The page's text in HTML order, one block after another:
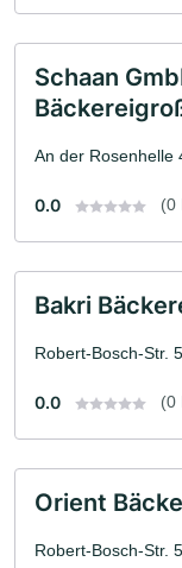
Schaan
An der Rosenhelle
0.0 (0
Bakri
Robert-Bosch-Str.
0.0 (0
Orient
Robert-Bosch-Str.